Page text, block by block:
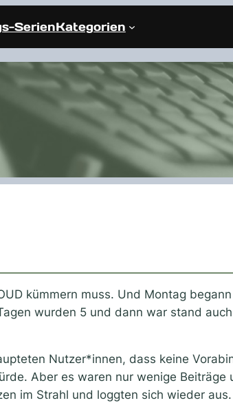
SerienKategorien
kümmern muss. Und Montag
wurden 5 und dann war stand
Nutzer*innen, dass keine
Aber es waren nur wenige Beiträge
im Strahl und loggten sich wieder aus.